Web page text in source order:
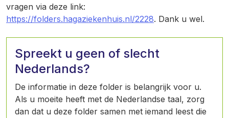
vragen via deze link:
https://folders.hagaziekenhuis.nl/2228. Dank u wel.
Spreekt u geen of slecht
Nederlands?
De informatie in deze folder is belangrijk voor u.
Als u moeite heeft met de Nederlandse taal, zorg
dan dat u deze folder samen met iemand leest die